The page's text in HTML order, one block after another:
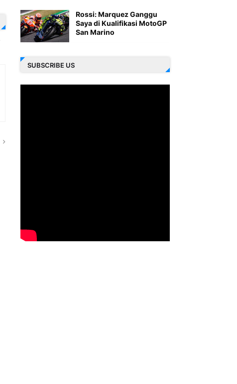
Rossi: Marquez Ganggu
Saya di Kualifikasi MotoGP
San Marino
SUBSCRIBE US